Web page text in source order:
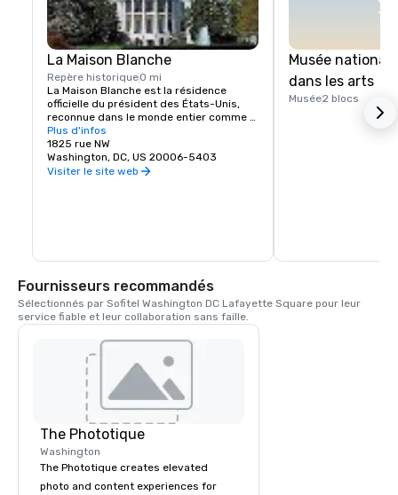
La Maison Blanche
Repère historique0 mi
La Maison Blanche est la résidence
officielle du président des États-Unis,
reconnue dans le monde entier comme
un symbole du prestige de la présidence.
Plus d'infos
1825 rue NW
Washington, DC, US 20006-5403
Visiter le site web
Musée national
dans les arts
Musée2 blocs
Fournisseurs recommandés
Sélectionnés par Sofitel Washington DC Lafayette Square pour leur
service fiable et leur collaboration sans faille.
The Phototique
Washington
The Phototique creates elevated
photo and content experiences for